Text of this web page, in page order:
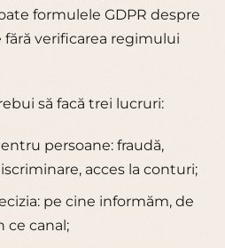
formulele GDPR despre
verificarea regimului
să facă trei lucruri:
persoane: fraudă,
acces la conturi;
pe cine informăm, de
ce canal;